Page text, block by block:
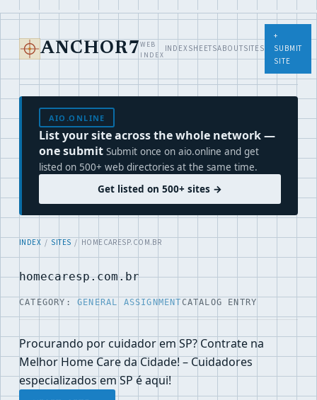
ANCHOR7 WEB
INDEX
INDEXSHEETSABOUTSITES
+
SUBMIT
SITE
AIO.ONLINE
List your site across the whole network —
one submit Submit once on aio.online and get
listed on 500+ web directories at the same time.
Get listed on 500+ sites →
INDEX / SITES / HOMECARESP.COM.BR
homecaresp.com.br
CATEGORY: GENERAL ASSIGNMENT CATALOG ENTRY
Procurando por cuidador em SP? Contrate na
Melhor Home Care da Cidade! – Cuidadores
especializados em SP é aqui!